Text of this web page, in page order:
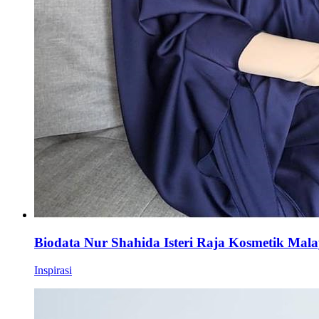
Biodata Nur Shahida Isteri Raja Kosmetik
Inspirasi